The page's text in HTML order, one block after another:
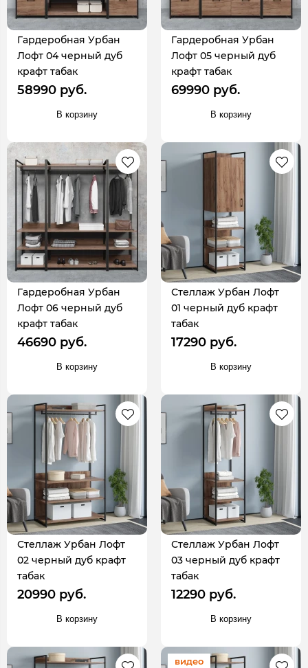
Гардеробная Урбан
Лофт 04 черный дуб
крафт табак
58990 руб.
В корзину
Гардеробная Урбан
Лофт 05 черный дуб
крафт табак
69990 руб.
В корзину
Гардеробная Урбан
Лофт 06 черный дуб
крафт табак
46690 руб.
В корзину
Стеллаж Урбан Лофт
01 черный дуб крафт
табак
17290 руб.
В корзину
Стеллаж Урбан Лофт
02 черный дуб крафт
табак
20990 руб.
В корзину
Стеллаж Урбан Лофт
03 черный дуб крафт
табак
12290 руб.
В корзину
видео